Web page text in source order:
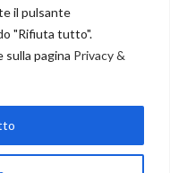
il pulsante
"Rifiuta tutto".
sulla pagina Privacy &